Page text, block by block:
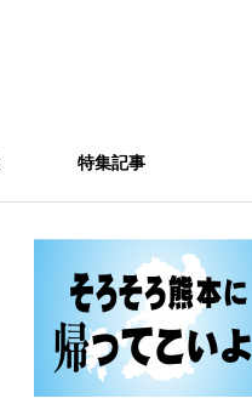
特集記事